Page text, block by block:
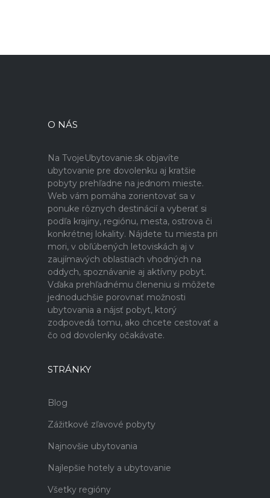
O NÁS
Na TvojeUbytovanie.sk objavíte
ubytovanie pre dovolenku aj kratšie
pobyty prehľadne na jednom mieste.
Web vám pomáha zorientovať sa v
ponuke rôznych destinácií a vyberať si
podľa krajiny, regiónu, mesta, ostrova či
konkrétnej lokality. Nájdete tu miesta pri
mori, v obľúbených letoviskách aj v
zaujímavých oblastiach vhodných na
oddych, spoznávanie aj aktívny pobyt.
Vďaka prehľadnému členeniu si môžete
jednoduchšie porovnať možnosti
ubytovania a nájsť pobyt, ktorý
zodpovedá tomu, ako chcete cestovať a
čo od dovolenky očakávate.
STRÁNKY
Blog
Zážitkové zľavové pobyty
Najnovšie ubytovania
Najlepšie hotely a ubytovanie
Všetky regióny